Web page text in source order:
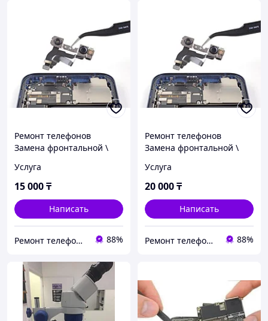
Ремонт телефонов
Замена фронтальной \
оригинал Iphone x
Услуга
15 000₸
Написать
Ремонт телефонов, ноутбуков, в Алматы Запчасти - TelePORT 88%
Ремонт телефонов
Замена фронтальной \
оригинал Iphone 13
Оригинал
Услуга
20 000₸
Написать
Ремонт телефонов, ноутбуков, в Алматы Запчасти - TelePORT 88%